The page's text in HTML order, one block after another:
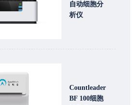
自动细胞分
析仪
Countleader
BF 100细胞